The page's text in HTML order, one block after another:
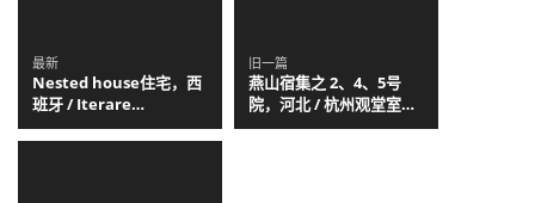
最新
Nested house住宅，西
班牙 / Iterare
arquitectos
旧一篇
燕山宿集之 2、4、5号
院，河北 / 杭州观堂室内
设计